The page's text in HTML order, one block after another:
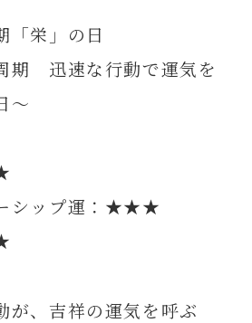
栄」の日
期 迅速な行動で運気を
～
シップ運：★★★
が、吉祥の運気を呼ぶ